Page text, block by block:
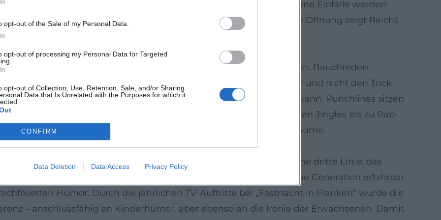
opt-out of the Sale of my Personal Data.
opt-out of processing my Personal Data for Targeted
opt-out of Collection, Use, Retention, Sale, and/or Sharing
Data that Is Unrelated with the Purposes for which it
CONFIRM
Data Deletion Data Access Privacy Policy
Ideen treffen auf Klassiker aus 20 Jahren Bühnenleben, spontane Einfälle werden
und mit Musik, Magie und Slapstick verwoben. Diese inhaltliche Öffnung zeigt Reichs
getaktete Dynamik, die seine Shows antreibt.
von Stimmführung, Mimik, Rhythmus und narrativem Bogen. Bauchreden
verschwindet hinter dem Ausdruck, damit das Publikum die Figur und nicht den Trick
die man als „komödiantische Phrasierung“ beschreiben kann: Punchlines sitzen
Callbacks verleihen Tiefe. Musikalische Einlagen – von kurzen Jingles bis zu Rap-
Tempo und Lautstärke und sorgen für dramaturgische Atemräume.
politischem Kabarett und Stand-up pendelt, behauptet Reich eine dritte Linie: das
Gewand. Seine Shows machen Bauchreden für eine neue Generation erfahrbar
Humor. Durch die jährlichen TV-Auftritte bei „Fastnacht in Franken“ wurde die
– anschlussfähig an Kinderhumor, aber ebenso an die Ironie der Erwachsenen. Damit